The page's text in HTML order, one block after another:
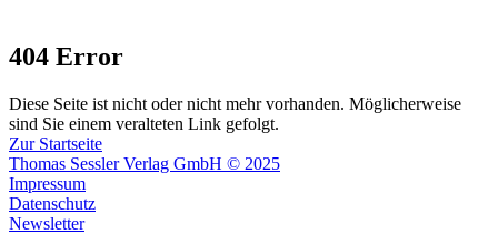
404 Error
Diese Seite ist nicht oder nicht mehr vorhanden. Möglicherweise
sind Sie einem veralteten Link gefolgt.
Zur Startseite
Thomas Sessler Verlag GmbH © 2025
Impressum
Datenschutz
Newsletter